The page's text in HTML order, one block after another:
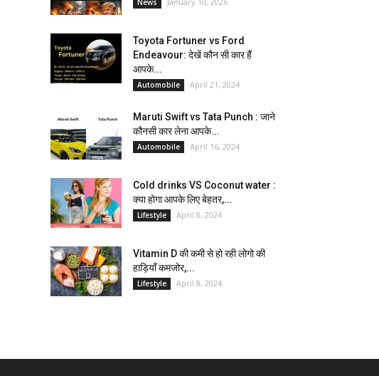
News
Toyota Fortuner vs Ford
Endeavour: देखें कौन सी कार हैं
आपके...
Automobile April 21, 2024
Maruti Swift vs Tata Punch : जाने
कौनसी कार लेना आपके...
Automobile April 16, 2024
Cold drinks VS Coconut water :
क्या होगा आपके लिए बेहतर,...
Lifestyle April 8, 2024
Vitamin D की कमी से हो रही लोगो की
हाड़ियाँ कमजोर,...
Lifestyle April 8, 2024